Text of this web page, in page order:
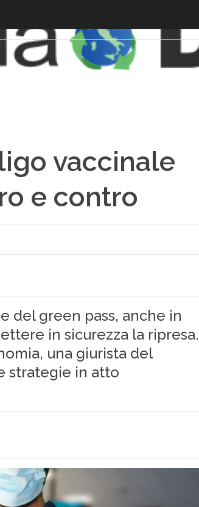
vaccinale
e contro
del green pass, anche in
in sicurezza la ripresa.
una giurista del
strategie in atto